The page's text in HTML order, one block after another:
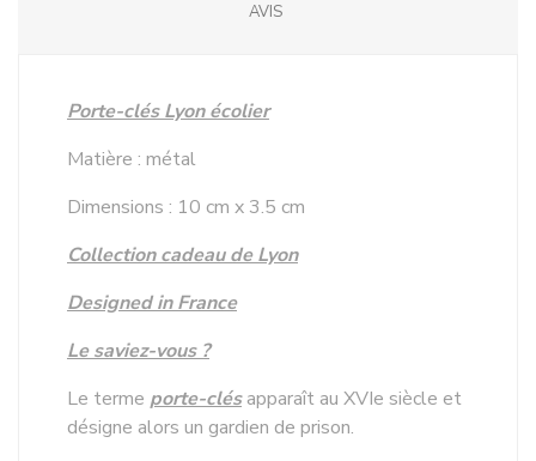
AVIS
Porte-clés Lyon écolier
Matière : métal
Dimensions : 10 cm x 3.5 cm
Collection cadeau de Lyon
Designed in France
Le saviez-vous ?
Le terme porte-clésapparaît au XVIe siècle et
désigne alors un gardien de prison.